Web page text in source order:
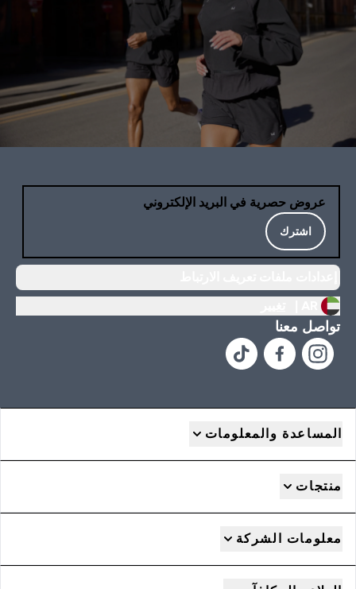
عروض حصرية في البريد الإلكتروني
اشترك
تواصل معنا
المساعدة والمعلومات
منتجات
معلومات الشركة